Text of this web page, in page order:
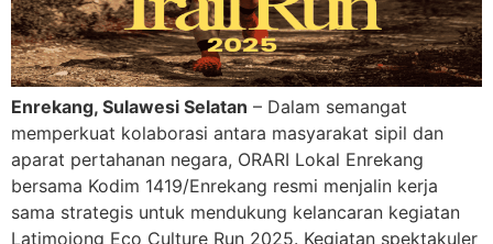
Enrekang, Sulawesi Selatan – Dalam semangat
memperkuat kolaborasi antara masyarakat sipil dan
aparat pertahanan negara, ORARI Lokal Enrekang
bersama Kodim 1419/Enrekang resmi menjalin kerja
sama strategis untuk mendukung kelancaran kegiatan
Latimojong Eco Culture Run 2025. Kegiatan spektakuler